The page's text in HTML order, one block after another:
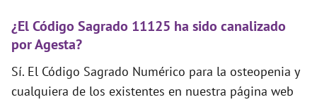
¿El Código Sagrado 11125 ha sido canalizado
por Agesta?
Sí. El Código Sagrado Numérico para la osteopenia y
cualquiera de los existentes en nuestra página web